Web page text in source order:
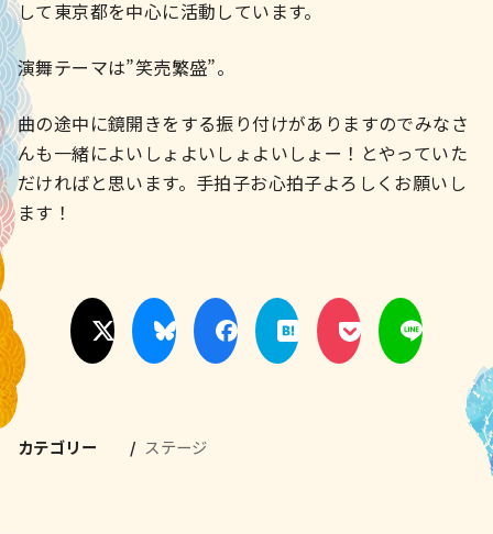
して東京都を中心に活動しています。
演舞テーマは”笑売繁盛”。
曲の途中に鏡開きをする振り付けがありますのでみなさ
んも一緒によいしょよいしょよいしょー！とやっていた
だければと思います。手拍子お心拍子よろしくお願いし
ます！
カテゴリー ステージ